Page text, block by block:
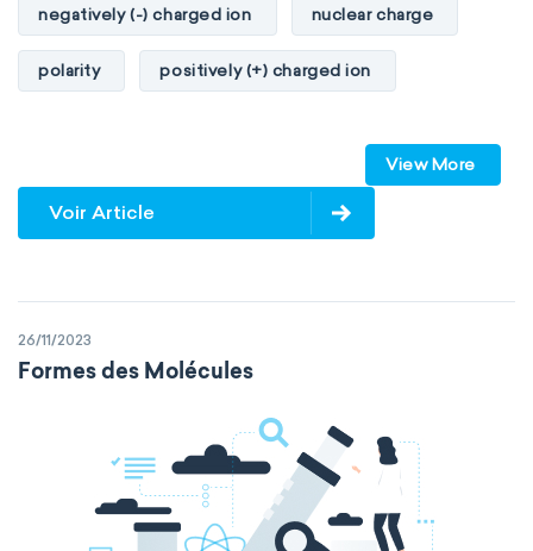
negatively (-) charged ion nuclear charge
polarity positively (+) charged ion
View More
Voir Article
26/11/2023
Formes des Molécules